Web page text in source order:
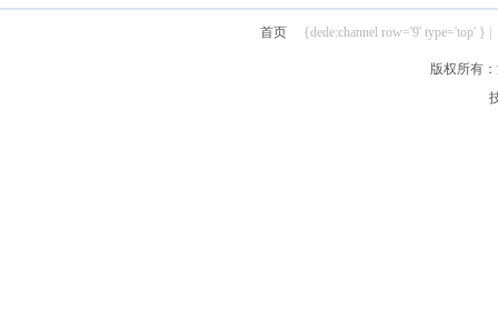
首页 {dede:channel row='9' type='top' } |
版权所有